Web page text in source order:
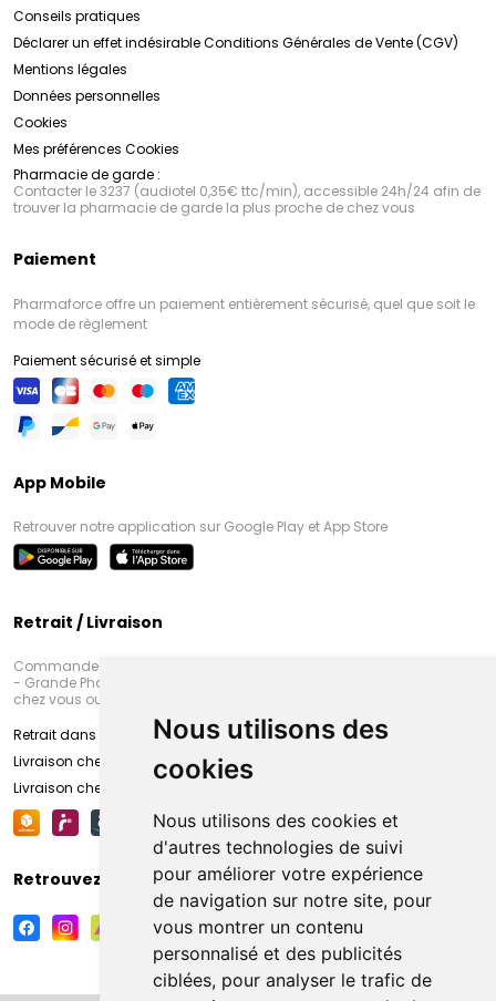
Nous utilisons des
cookies
Nous utilisons des cookies et
d'autres technologies de suivi
pour améliorer votre expérience
de navigation sur notre site, pour
vous montrer un contenu
personnalisé et des publicités
ciblées, pour analyser le trafic de
Conseils pratiques
Déclarer un effet indésirableConditions Générales de Vente (CGV)
Mentions légales
Données personnelles
Cookies
Mes préférences Cookies
Pharmacie de garde :
Contacter le 3237 (audiotel 0,35€ ttc/min), accessible 24h/24 afin de
trouver la pharmacie de garde la plus proche de chez vous
Paiement
Pharmaforce offre un paiement entièrement sécurisé, quel que soit le
mode de règlement
Paiement sécurisé et simple
App Mobile
Retrouver notre application sur Google Play et App Store
Retrait / Livraison
Commandez en ligne et venez chercher votre commande à Amiens
- Grande Pharmacie d’Amiens (Fachon) ou recevez-là rapidement
chez vous ou en point retrait
Retrait dans la pharmacie d’Amiens
Livraison chez vous
Livraison chez votre commerçant
Retrouvez-nous sur vos réseaux sociaux